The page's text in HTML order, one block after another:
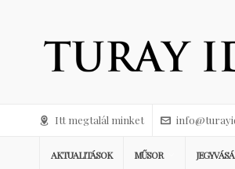
Itt megtalál minket
AKTUALITÁSOK MŰSOR